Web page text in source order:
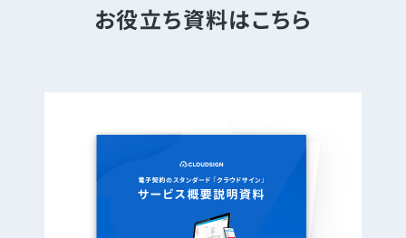
お役立ち資料はこちら